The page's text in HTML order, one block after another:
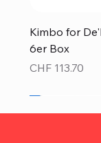
Kimbo for
6er Box
Preis
CHF 113.70